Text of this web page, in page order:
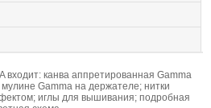
канва аппретированная Gamma
Gamma на держателе; нитки
иглы для вышивания; подробная